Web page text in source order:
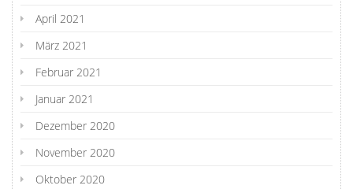
April 2021
März 2021
Februar 2021
Januar 2021
Dezember 2020
November 2020
Oktober 2020